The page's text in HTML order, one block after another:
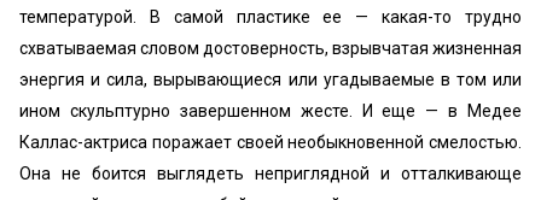
температурой. В самой пластике ее — какая-то трудно
схватываемая словом достоверность, взрывчатая жизненная
энергия и сила, вырывающиеся или угадываемые в том или
ином скульптурно завершенном жесте. И еще — в Медее
Каллас-актриса поражает своей необыкновенной смелостью.
Она не боится выглядеть неприглядной и отталкивающе